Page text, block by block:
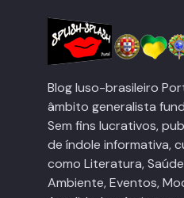
Blog luso-brasileiro
âmbito generalista
Sem fins lucrativos,
de índole informativa,
como Literatura,
Ambiente, Eventos,